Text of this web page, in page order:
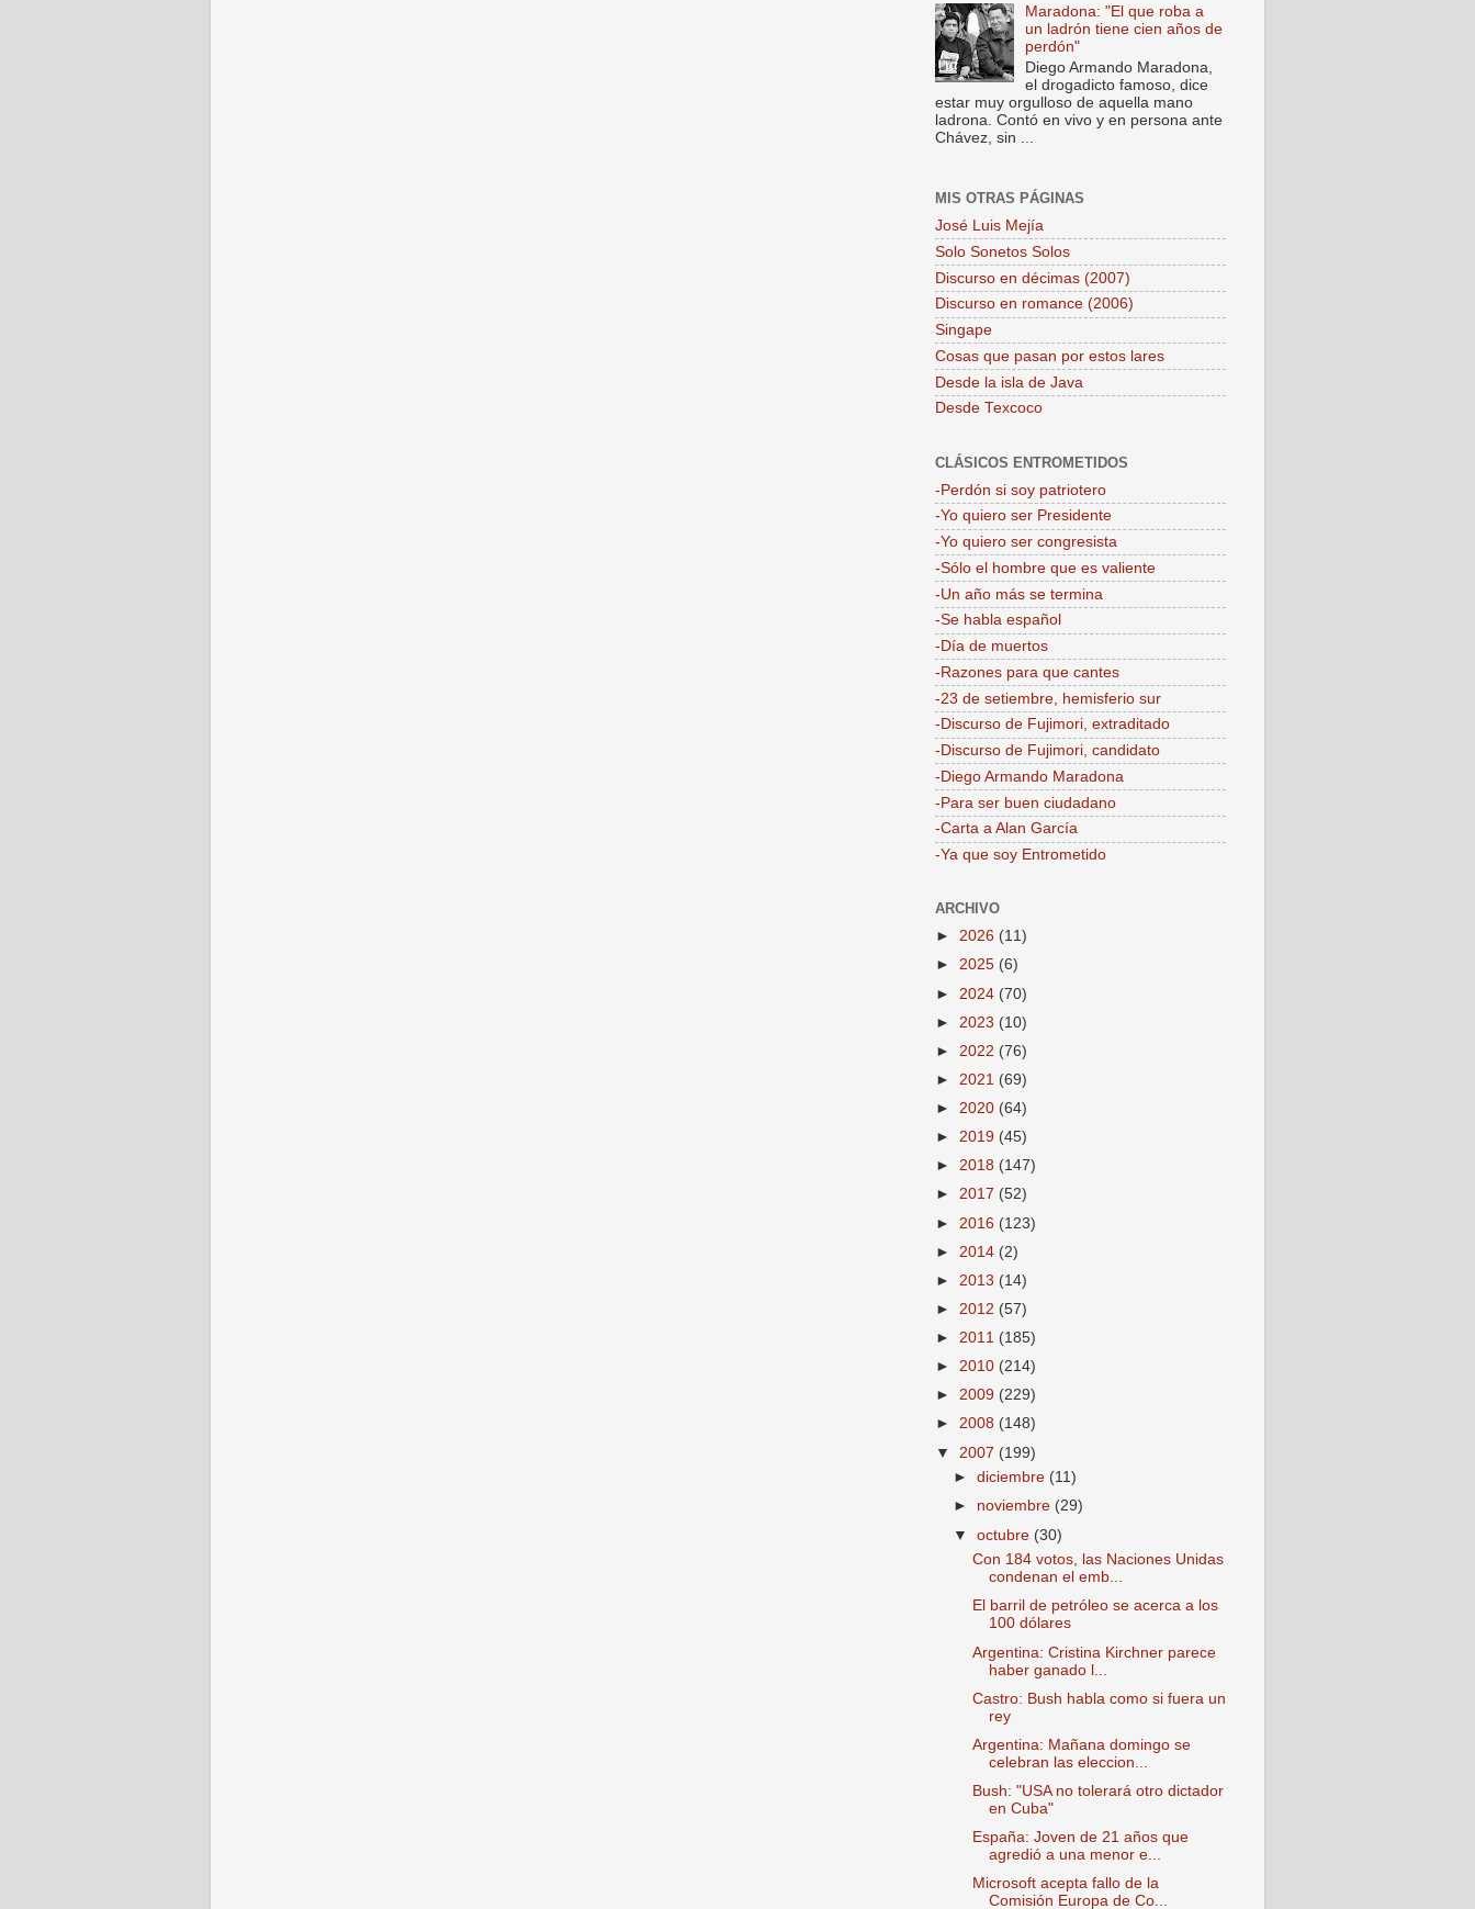
Maradona: "El que roba a
un ladrón tiene cien años de
perdón"
Diego Armando Maradona,
el drogadicto famoso, dice
estar muy orgulloso de aquella mano
ladrona. Contó en vivo y en persona ante
Chávez, sin ...
MIS OTRAS PÁGINAS
José Luis Mejía
Solo Sonetos Solos
Discurso en décimas (2007)
Discurso en romance (2006)
Singape
Cosas que pasan por estos lares
Desde la isla de Java
Desde Texcoco
CLÁSICOS ENTROMETIDOS
-Perdón si soy patriotero
-Yo quiero ser Presidente
-Yo quiero ser congresista
-Sólo el hombre que es valiente
-Un año más se termina
-Se habla español
-Día de muertos
-Razones para que cantes
-23 de setiembre, hemisferio sur
-Discurso de Fujimori, extraditado
-Discurso de Fujimori, candidato
-Diego Armando Maradona
-Para ser buen ciudadano
-Carta a Alan García
-Ya que soy Entrometido
ARCHIVO
► 2026 (11)
► 2025 (6)
► 2024 (70)
► 2023 (10)
► 2022 (76)
► 2021 (69)
► 2020 (64)
► 2019 (45)
► 2018 (147)
► 2017 (52)
► 2016 (123)
► 2014 (2)
► 2013 (14)
► 2012 (57)
► 2011 (185)
► 2010 (214)
► 2009 (229)
► 2008 (148)
▼ 2007 (199)
►diciembre (11)
► noviembre (29)
▼octubre (30)
Con 184 votos, las Naciones Unidas
condenan el emb...
El barril de petróleo se acerca a los
100 dólares
Argentina: Cristina Kirchner parece
haber ganado l...
Castro: Bush habla como si fuera un
rey
Argentina: Mañana domingo se
celebran las eleccion...
Bush: "USA no tolerará otro dictador
en Cuba"
España: Joven de 21 años que
agredió a una menor e...
Microsoft acepta fallo de la
Comisión Europa de Co...